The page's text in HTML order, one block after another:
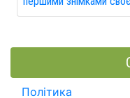
Політика